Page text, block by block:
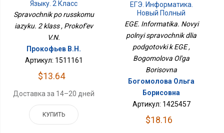
Языку. 2 Класс
Spravochnik po russkomu
iazyku. 2 klass , Prokof'ev
V.N.
Прокофьев В.Н.
Артикул: 1511161
$13.64
Доставка за 14–20 дней
КУПИТЬ
ЕГЭ. Информатика.
Новый Полный
Справочник Для
EGE. Informatika. Novyi
polnyi spravochnik dlia
podgotovki k EGE ,
Bogomolova Ol'ga
Borisovna
Богомолова Ольга
Борисовна
Артикул: 1425457
$18.16